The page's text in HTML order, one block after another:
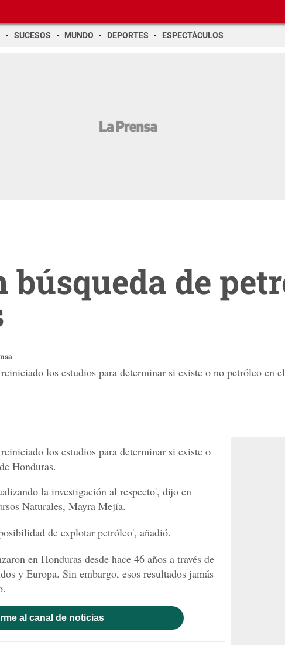
SUCESOS MUNDO DEPORTES ESPECTÁCULOS
búsqueda de
los estudios para determinar si existe o no petróleo en
los estudios para determinar si existe o
Honduras.
la investigación al respecto', dijo en
Naturales, Mayra Mejía.
de explotar petróleo', añadió.
en Honduras desde hace 46 años a través de
y Europa. Sin embargo, esos resultados jamás
al canal de noticias